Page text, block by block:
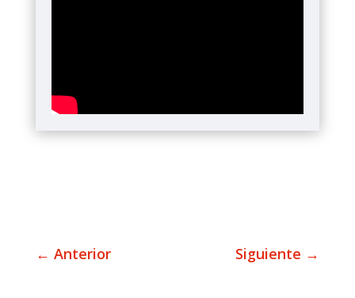
← Anterior Siguiente →